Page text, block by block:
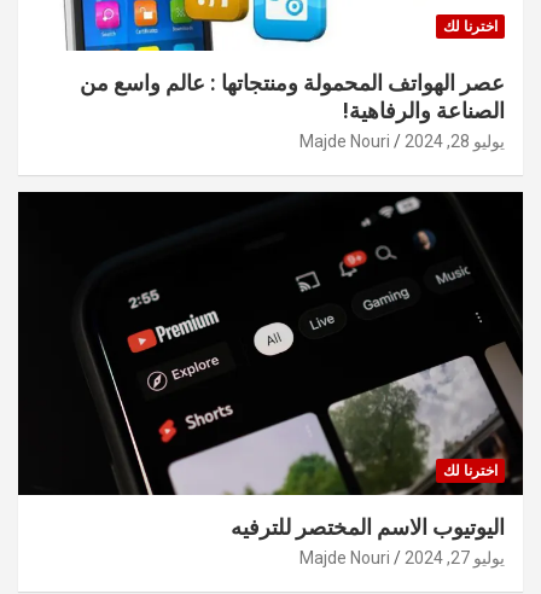
اخترنا لك
عصر الهواتف المحمولة ومنتجاتها : عالم واسع من
الصناعة والرفاهية!
يوليو 28, 2024 Majde Nouri
اخترنا لك
اليوتيوب الاسم المختصر للترفيه
يوليو 27, 2024 Majde Nouri